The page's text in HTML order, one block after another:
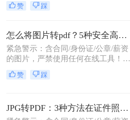
弄呢？
转换成pdf呢？本文由文档处理工程师
画图 / Adobe Acrobat Pro 2025 /
LibreOffice Draw / 专业在线转换工
具），严格遵循《电子文档转换技术
规范V3.0》，拆解4种零风险转换路
径，附多图合并技巧+清晰度保障方
案，助你1分钟生成专业PDF！
赞 踩
怎么将图片转pdf？5种安全高效实测方法（附格式修复指南）
紧急警示：含合同/身份证/公章/薪资
的图片，严禁使用任何在线工具！上
传即存在泄露风险！2025年国家网信
办通报多起因在线转换导致的个人信
（测试环境：Win11 + Microsoft Word
赞 踩
JPG转PDF：3种方法在证件照、截图和扫描件上的转换精度差异！